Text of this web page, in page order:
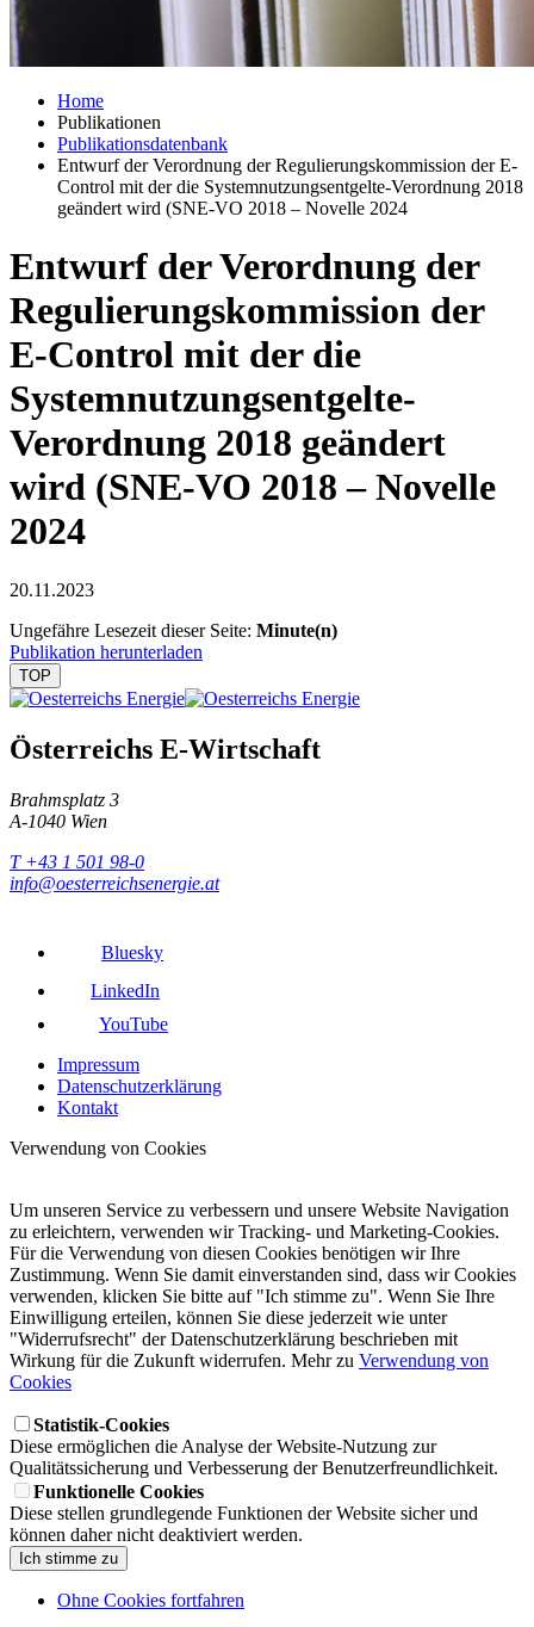
Home
Publikationen
Publikationsdatenbank
Entwurf der Verordnung der Regulierungskommission der E-
Control mit der die Systemnutzungsentgelte-Verordnung 2018
geändert wird (SNE-VO 2018 – Novelle 2024
Entwurf der Verordnung der
Regulierungskommission der
E-Control mit der die
Systemnutzungsentgelte-
Verordnung 2018 geändert
wird (SNE-VO 2018 – Novelle
2024
20.11.2023
Ungefähre Lesezeit dieser Seite: Minute(n)
Publikation herunterladen
TOP
Österreichs E-Wirtschaft
Brahmsplatz 3
A-1040 Wien
T +43 1 501 98-0
info@oesterreichsenergie.at
Bluesky
LinkedIn
YouTube
Impressum
Datenschutzerklärung
Kontakt
Verwendung von Cookies
Um unseren Service zu verbessern und unsere Website Navigation
zu erleichtern, verwenden wir Tracking- und Marketing-Cookies.
Für die Verwendung von diesen Cookies benötigen wir Ihre
Zustimmung. Wenn Sie damit einverstanden sind, dass wir Cookies
verwenden, klicken Sie bitte auf "Ich stimme zu". Wenn Sie Ihre
Einwilligung erteilen, können Sie diese jederzeit wie unter
"Widerrufsrecht" der Datenschutzerklärung beschrieben mit
Wirkung für die Zukunft widerrufen. Mehr zu Verwendung von
Cookies
Statistik-Cookies
Diese ermöglichen die Analyse der Website-Nutzung zur
Qualitätssicherung und Verbesserung der Benutzerfreundlichkeit.
Funktionelle Cookies
Diese stellen grundlegende Funktionen der Website sicher und
können daher nicht deaktiviert werden.
Ich stimme zu
Ohne Cookies fortfahren